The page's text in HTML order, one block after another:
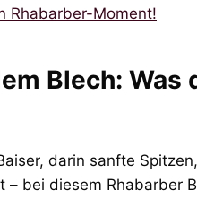
Rhabarber-Moment!
Blech: Was
darin sanfte
– bei diesem Rhabarber